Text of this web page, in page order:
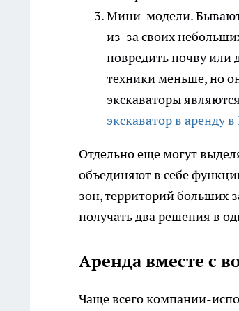
Мини-модели. Бывают
из-за своих
повредить почву
техники меньше, но
экскаваторы
экскаватор в аренду
Отдельно еще могут
объединяют в себе
зон, территорий больших
получать два решения в
Аренда вместе с
Чаще всего компании-